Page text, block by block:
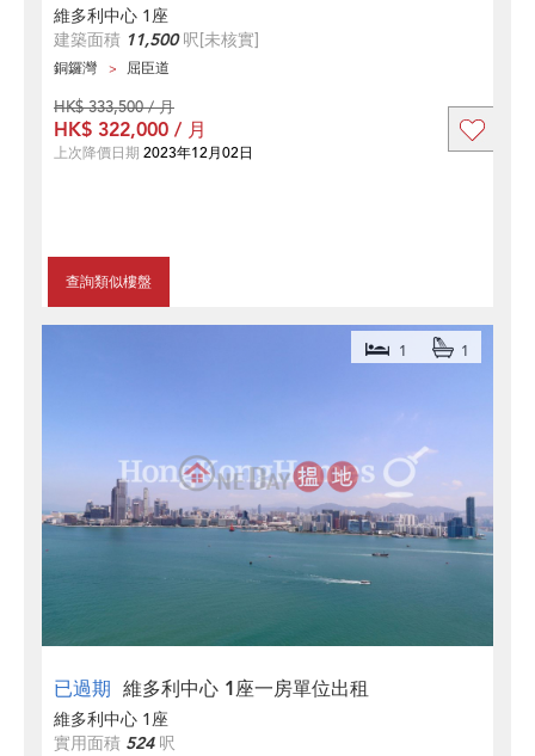
維多利中心 1座
建築面積 11,500呎[未核實]
銅鑼灣 屈臣道
查詢類似樓盤
HK$ 333,500 / 月
HK$ 322,000 / 月
上次降價日期 2023年12月02日
已過期 維多利中心 1座一房單位出租
1 1
維多利中心 1座
實用面積 524呎